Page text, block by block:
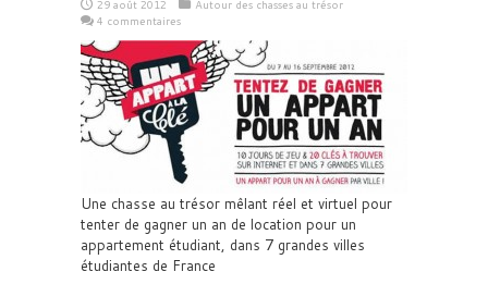
29 août 2012
Autour des chasses au trésor
4 commentaires
Une chasse au trésor mêlant réel et virtuel pour
tenter de gagner un an de location pour un
appartement étudiant, dans 7 grandes villes
étudiantes de France